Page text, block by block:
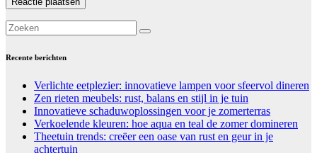
Recente berichten
Verlichte eetplezier: innovatieve lampen voor sfeervol dineren
Zen rieten meubels: rust, balans en stijl in je tuin
Innovatieve schaduwoplossingen voor je zomerterras
Verkoelende kleuren: hoe aqua en teal de zomer domineren
Theetuin trends: creëer een oase van rust en geur in je
achtertuin